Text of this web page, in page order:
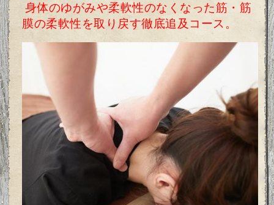
身体のゆがみや柔軟性のなくなった筋・筋
膜の柔軟性を取り戻す徹底追及コース。